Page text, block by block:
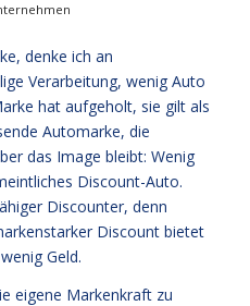
denke ich an
Verarbeitung, wenig Auto
hat aufgeholt, sie gilt als
Automarke, die
das Image bleibt: Wenig
Discount-Auto.
Discounter, denn
Discount bietet
Geld.
eigene Markenkraft zu